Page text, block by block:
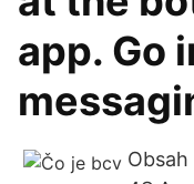
app. Go